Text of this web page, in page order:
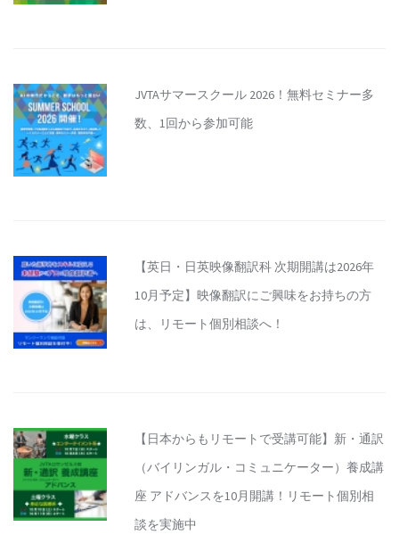
JVTAサマースクール 2026！無料セミナー多
数、1回から参加可能
【英日・日英映像翻訳科 次期開講は2026年
10月予定】映像翻訳にご興味をお持ちの方
は、リモート個別相談へ！
【日本からもリモートで受講可能】新・通訳
（バイリンガル・コミュニケーター）養成講
座 アドバンスを10月開講！リモート個別相
談を実施中